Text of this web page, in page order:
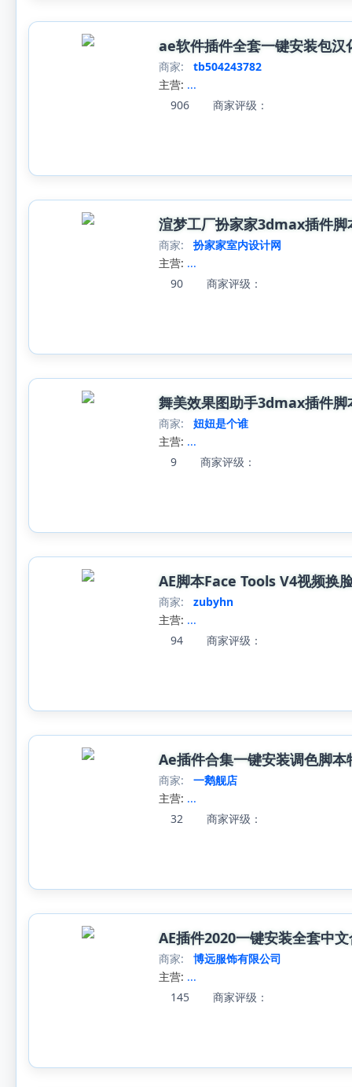
ae软件插件全套一键安装包
商家:
tb504243782
主营: ...
906
商家评级：
渲梦工厂扮家家3dmax插件
商家:
扮家家室内设计网
主营: ...
90
商家评级：
舞美效果图助手3dmax插件
商家:
妞妞是个谁
主营: ...
9
商家评级：
AE脚本Face Tools V4视频换
商家:
zubyhn
主营: ...
94
商家评级：
Ae插件合集一键安装调色脚
商家:
一鹅舰店
主营: ...
32
商家评级：
AE插件2020一键安装全套中
商家:
博远服饰有限公司
主营: ...
145
商家评级：